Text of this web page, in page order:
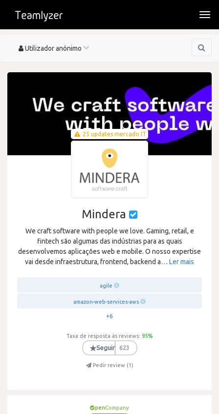
Toggle
Utilizador anónimo
25 updates mercado IT
Mindera
We craft software with people we love. Gaming, retail, e
fintech são algumas das indústrias para as quais
desenvolvemos aplicações web e mobile. O nosso expertise
vai desde infraestrutura, frontend, backend a… Ler mais
agile
amazon-web-services-aws
+6
Taxa de resposta às reviews: 95%
★Seguir 623
Pedir review (1)
penCompany